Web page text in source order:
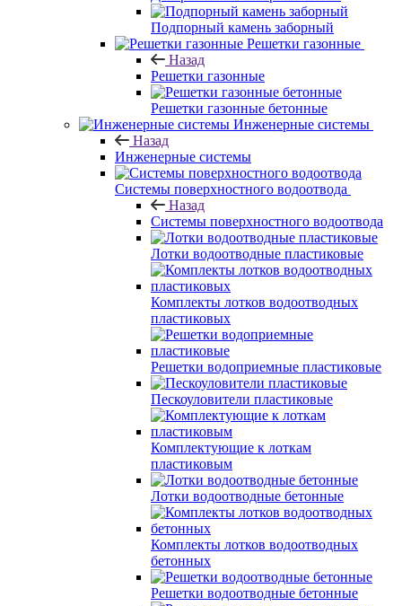
Подпорный камень заборный
Решетки газонные
Назад
Решетки газонные
Решетки газонные бетонные
Инженерные системы
Назад
Инженерные системы
Системы поверхностного водоотвода
Назад
Системы поверхностного водоотвода
Лотки водоотводные пластиковые
Комплекты лотков водоотводных
пластиковых
Решетки водоприемные пластиковые
Пескоуловители пластиковые
Комплектующие к лоткам
пластиковым
Лотки водоотводные бетонные
Комплекты лотков водоотводных
бетонных
Решетки водоотводные бетонные